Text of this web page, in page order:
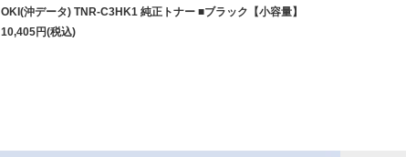
OKI(沖データ) TNR-C3HK1 純正トナー ■ブラック【小容量】
10,405円(税込)